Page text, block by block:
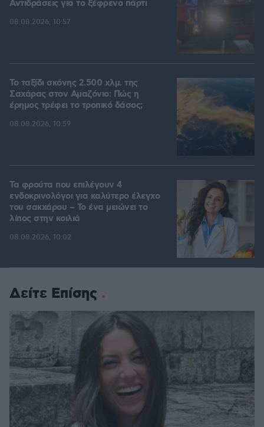
Αντιδράσεις για το ξέφρενο πάρτι
08.08.2026, 10:57
Το ταξίδι σκόνης 2.500 χλμ. της
Σαχάρας στον Αμαζόνιο: Πώς η
έρημος τρέφει το τροπικό δάσος;
08.08.2026, 10:59
Τα φρούτα που επιλέγουν 4
ενδοκρινολόγοι για καλύτερο έλεγχο
του σακχάρου – Το ένα μειώνει το
λίπος στην κοιλιά
08.08.2026, 10:02
Δείτε Επίσης